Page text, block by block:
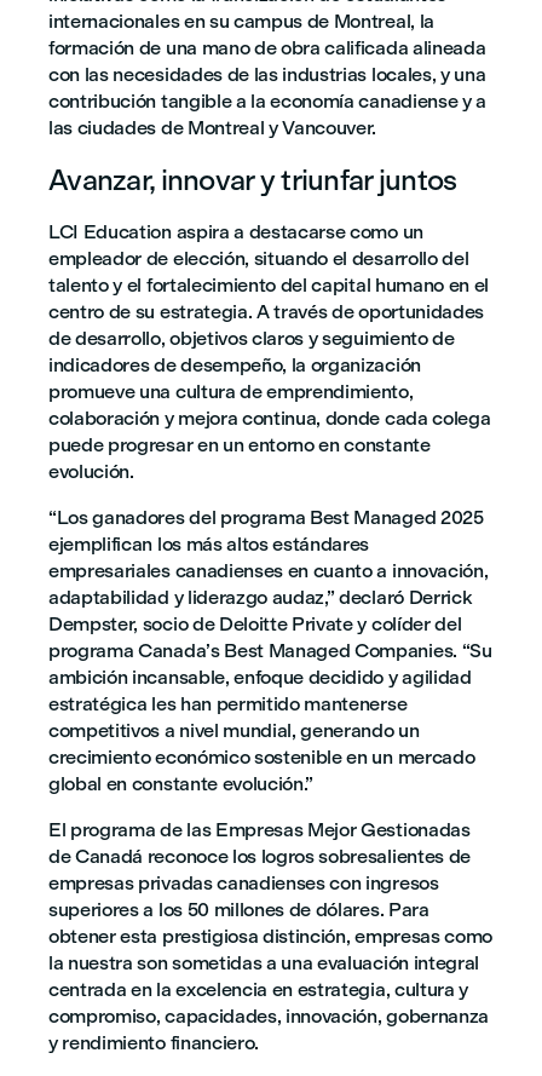
internacionales en su campus de Montreal, la
formación de una mano de obra calificada alineada
con las necesidades de las industrias locales, y una
contribución tangible a la economía canadiense y a
las ciudades de Montreal y Vancouver.
Avanzar, innovar y triunfar juntos
LCI Education aspira a destacarse como un
empleador de elección, situando el desarrollo del
talento y el fortalecimiento del capital humano en el
centro de su estrategia. A través de oportunidades
de desarrollo, objetivos claros y seguimiento de
indicadores de desempeño, la organización
promueve una cultura de emprendimiento,
colaboración y mejora continua, donde cada colega
puede progresar en un entorno en constante
evolución.
“Los ganadores del programa Best Managed 2025
ejemplifican los más altos estándares
empresariales canadienses en cuanto a innovación,
adaptabilidad y liderazgo audaz,” declaró Derrick
Dempster, socio de Deloitte Private y colíder del
programa Canada’s Best Managed Companies. “Su
ambición incansable, enfoque decidido y agilidad
estratégica les han permitido mantenerse
competitivos a nivel mundial, generando un
crecimiento económico sostenible en un mercado
global en constante evolución.”
El programa de las Empresas Mejor Gestionadas
de Canadá reconoce los logros sobresalientes de
empresas privadas canadienses con ingresos
superiores a los 50 millones de dólares. Para
obtener esta prestigiosa distinción, empresas como
la nuestra son sometidas a una evaluación integral
centrada en la excelencia en estrategia, cultura y
compromiso, capacidades, innovación, gobernanza
y rendimiento financiero.